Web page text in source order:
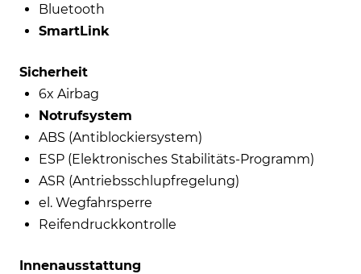
Bluetooth
SmartLink
Sicherheit
6x Airbag
Notrufsystem
ABS (Antiblockiersystem)
ESP (Elektronisches Stabilitäts-Programm)
ASR (Antriebsschlupfregelung)
el. Wegfahrsperre
Reifendruckkontrolle
Innenausstattung